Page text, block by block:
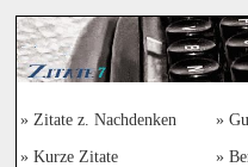
Zitate z. Nachdenken
Kurze Zitate